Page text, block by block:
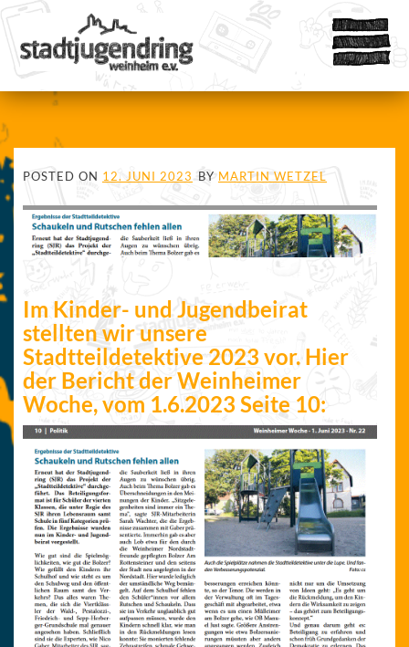
POSTED ON 12. JUNI 2023 BY MARTIN WETZEL
Im Kinder- und Jugendbeirat
stellten wir unsere
Stadtteildetektive 2023 vor. Hier
der Bericht der Weinheimer
Woche, vom 1.6.2023 Seite 10: